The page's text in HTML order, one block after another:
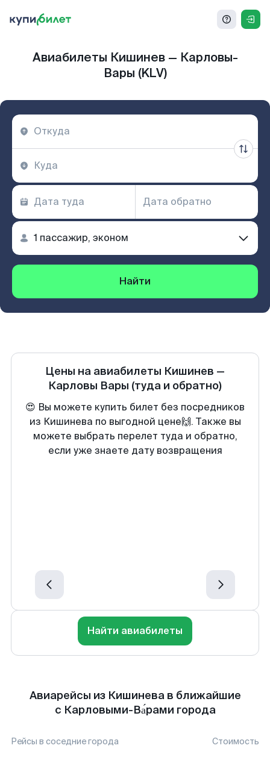
Авиабилеты Кишинев — Карловы-
Вары (KLV)
Найти
Цены на авиабилеты Кишинев —
Карловы Вары (туда и обратно)
😍 Вы можете купить билет без посредников
из Кишинева по выгодной цене🙌. Также вы
можете выбрать перелет туда и обратно,
если уже знаете дату возвращения
Найти авиабилеты
Авиарейсы из Кишинева в ближайшие
с Карловыми-Ва́рами города
Рейсы в соседние города Стоимость